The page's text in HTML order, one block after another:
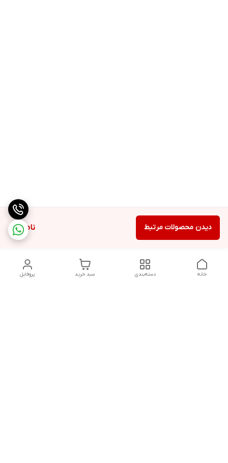
ناموجود دیدن محصولات مرتبط
پروفایل سبد خرید دسته‌بندی خانه